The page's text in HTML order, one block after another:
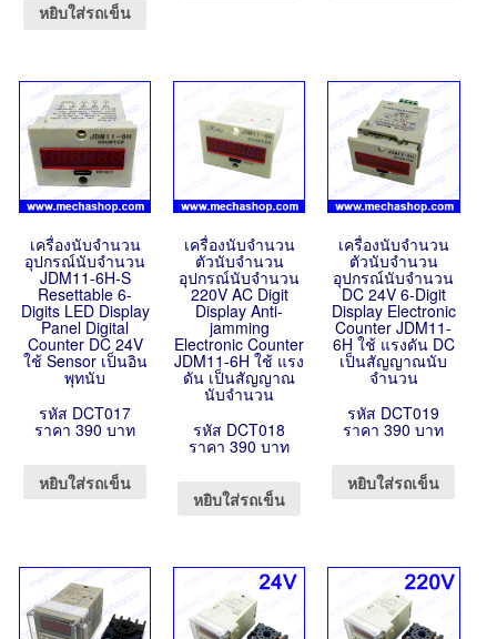
หยิบใส่รถเข็น
เครื่องนับจำนวน
อุปกรณ์นับจำนวน
JDM11-6H-S
Resettable 6-
Digits LED Display
Panel Digital
Counter DC 24V
ใช้ Sensor เป็นอิน
พุทนับ
รหัส DCT017
ราคา 390 บาท
หยิบใส่รถเข็น
เครื่องนับจำนวน
ตัวนับจำนวน
อุปกรณ์นับจำนวน
220V AC Digit
Display Anti-
jamming
Electronic Counter
JDM11-6H ใช้ แรง
ดัน เป็นสัญญาณ
นับจำนวน
รหัส DCT018
ราคา 390 บาท
หยิบใส่รถเข็น
เครื่องนับจำนวน
ตัวนับจำนวน
อุปกรณ์นับจำนวน
DC 24V 6-Digit
Display Electronic
Counter JDM11-
6H ใช้ แรงดัน DC
เป็นสัญญาณนับ
จำนวน
รหัส DCT019
ราคา 390 บาท
หยิบใส่รถเข็น